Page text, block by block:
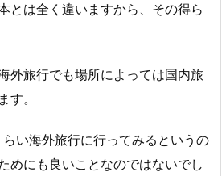
とは全く違いますから、その得ら
外旅行でも場所によっては国内旅
す。
い海外旅行に行ってみるというの
めにも良いことなのではないでし